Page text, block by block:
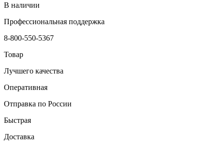
В наличии
Профессиональная поддержка
8-800-550-5367
Товар
Лучшего качества
Оперативная
Отправка по России
Быстрая
Доставка